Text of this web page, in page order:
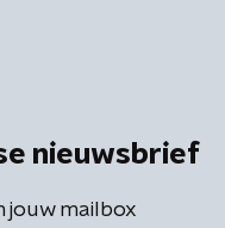
nieuwsbrief
jouw mailbox